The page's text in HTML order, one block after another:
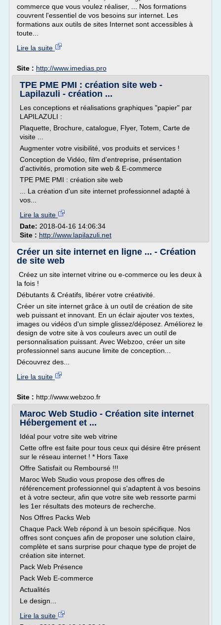
commerce que vous voulez réaliser, ... Nos formations
couvrent l'essentiel de vos besoins sur internet. Les
formations aux outils de sites Internet sont accessibles à
toute...
Lire la suite
Site : http://www.imedias.pro
TPE PME PMI : création site web -
Lapilazuli - création ...
Les conceptions et réalisations graphiques "papier" par
LAPILAZULI :
Plaquette, Brochure, catalogue, Flyer, Totem, Carte de
visite ...
Augmenter votre visibilité, vos produits et services !
Conception de Vidéo, film d'entreprise, présentation
d'activités, promotion site web & E-commerce
TPE PME PMI : création site web
... La création d'un site internet professionnel adapté à
vos...
Lire la suite
Date: 2018-04-16 14:06:34
Site : http://www.lapilazuli.net
Créer un site internet en ligne ... - Création
de site web
Créez un site internet vitrine ou e-commerce ou les deux à
la fois !
Débutants & Créatifs, libérer votre créativité.
Créer un site internet grâce à un outil de création de site
web puissant et innovant. En un éclair ajouter vos textes,
images ou vidéos d'un simple glissez/déposez. Améliorez le
design de votre site à vos couleurs avec un outil de
personnalisation puissant. Avec Webzoo, créer un site
professionnel sans aucune limite de conception...
Découvrez des...
Lire la suite
Site : http://www.webzoo.fr
Maroc Web Studio - Création site internet
Hébergement et ...
Idéal pour votre site web vitrine
Cette offre est faite pour tous ceux qui désire être présent
sur le réseau internet ! * Hors Taxe
Offre Satisfait ou Remboursé !!!
Maroc Web Studio vous propose des offres de
référencement professionnel qui s'adaptent à vos besoins
et à votre secteur, afin que votre site web ressorte parmi
les 1er résultats des moteurs de recherche.
Nos Offres Packs Web
Chaque Pack Web répond à un besoin spécifique. Nos
offres sont conçues afin de proposer une solution claire,
complète et sans surprise pour chaque type de projet de
création site internet.
Pack Web Présence
Pack Web E-commerce
Actualités
Le design...
Lire la suite